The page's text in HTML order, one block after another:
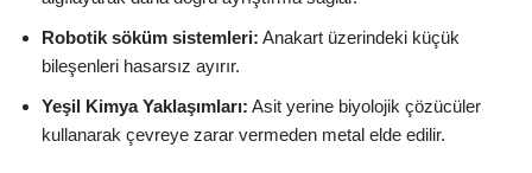
Robotik söküm sistemleri: Anakart üzerindeki küçük
bileşenleri hasarsız ayırır.
Yeşil Kimya Yaklaşımları: Asit yerine biyolojik çözücüler
kullanarak çevreye zarar vermeden metal elde edilir.